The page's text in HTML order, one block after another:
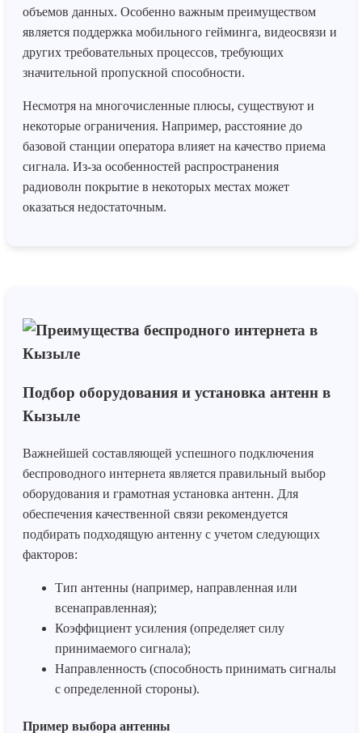
объемов данных. Особенно важным преимуществом
является поддержка мобильного гейминга, видеосвязи и
других требовательных процессов, требующих
значительной пропускной способности.
Несмотря на многочисленные плюсы, существуют и
некоторые ограничения. Например, расстояние до
базовой станции оператора влияет на качество приема
сигнала. Из-за особенностей распространения
радиоволн покрытие в некоторых местах может
оказаться недостаточным.
Подбор оборудования и установка антенн в
Кызыле
Важнейшей составляющей успешного подключения
беспроводного интернета является правильный выбор
оборудования и грамотная установка антенн. Для
обеспечения качественной связи рекомендуется
подбирать подходящую антенну с учетом следующих
факторов:
Тип антенны (например, направленная или
всенаправленная);
Коэффициент усиления (определяет силу
принимаемого сигнала);
Направленность (способность принимать сигналы
с определенной стороны).
Пример выбора антенны